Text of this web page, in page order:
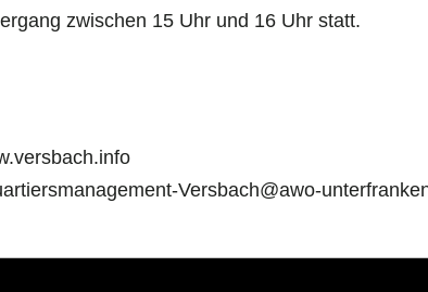
zwischen 15 Uhr und 16 Uhr statt.
Versbach@awo-